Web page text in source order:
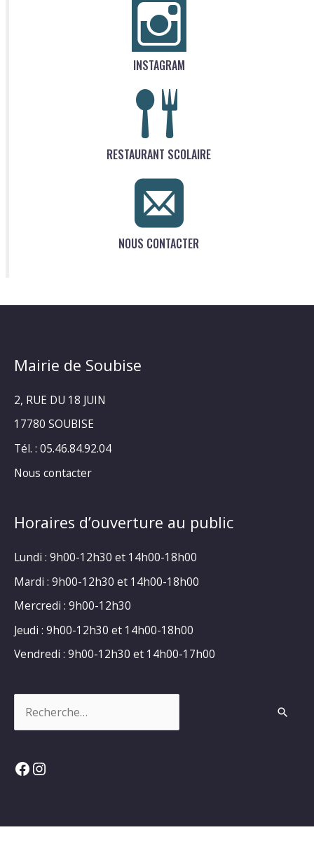
INSTAGRAM
RESTAURANT SCOLAIRE
NOUS CONTACTER
Mairie de Soubise
2, RUE DU 18 JUIN
17780 SOUBISE
Tél. : 05.46.84.92.04
Nous contacter
Horaires d’ouverture au public
Lundi : 9h00-12h30 et 14h00-18h00
Mardi : 9h00-12h30 et 14h00-18h00
Mercredi : 9h00-12h30
Jeudi : 9h00-12h30 et 14h00-18h00
Vendredi : 9h00-12h30 et 14h00-17h00
Facebook
Instagram